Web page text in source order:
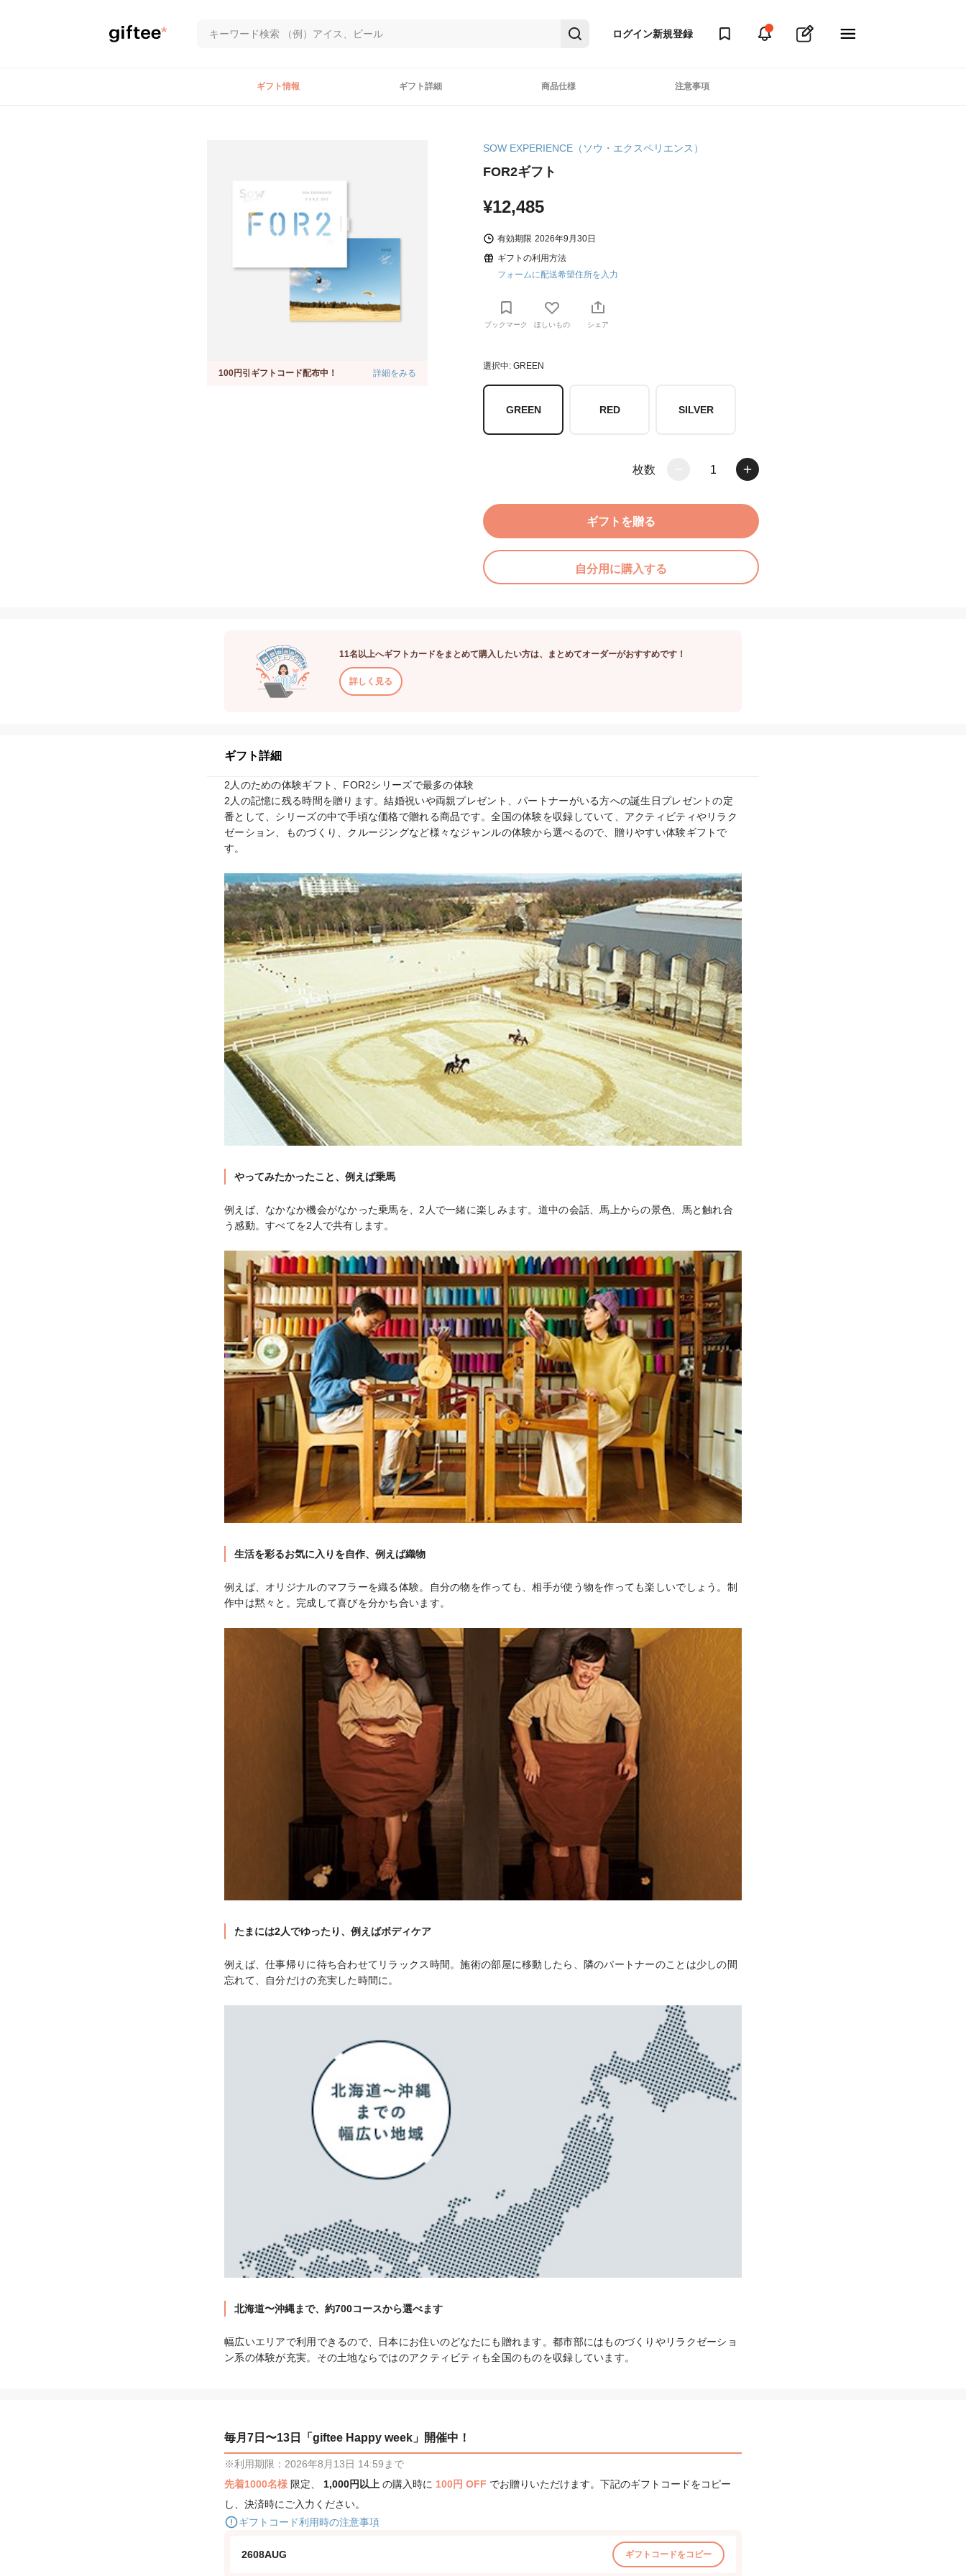
ログイン新規登録
ギフト情報 ギフト詳細 商品仕様 注意事項
100円引ギフトコード配布中！ 詳細をみる
SOW EXPERIENCE（ソウ・エクスペリエンス）
FOR2ギフト
¥12,485
有効期限 2026年9月30日
ギフトの利用方法
フォームに配送希望住所を入力
ブックマーク ほしいもの シェア
選択中: GREEN
GREEN RED SILVER
枚数 1
ギフトを贈る
自分用に購入する
11名以上へギフトカードをまとめて購入したい方は、まとめてオーダーがおすすめです！
詳しく見る
ギフト詳細
2人のための体験ギフト、FOR2シリーズで最多の体験
2人の記憶に残る時間を贈ります。結婚祝いや両親プレゼント、パートナーがいる方への誕生日プレゼントの定
番として、シリーズの中で手頃な価格で贈れる商品です。全国の体験を収録していて、アクティビティやリラク
ゼーション、ものづくり、クルージングなど様々なジャンルの体験から選べるので、贈りやすい体験ギフトで
す。
やってみたかったこと、例えば乗馬
例えば、なかなか機会がなかった乗馬を、2人で一緒に楽しみます。道中の会話、馬上からの景色、馬と触れ合
う感動。すべてを2人で共有します。
生活を彩るお気に入りを自作、例えば織物
例えば、オリジナルのマフラーを織る体験。自分の物を作っても、相手が使う物を作っても楽しいでしょう。制
作中は黙々と。完成して喜びを分かち合います。
たまには2人でゆったり、例えばボディケア
例えば、仕事帰りに待ち合わせてリラックス時間。施術の部屋に移動したら、隣のパートナーのことは少しの間
忘れて、自分だけの充実した時間に。
北海道〜沖縄まで、約700コースから選べます
幅広いエリアで利用できるので、日本にお住いのどなたにも贈れます。都市部にはものづくりやリラクゼーショ
ン系の体験が充実。その土地ならではのアクティビティも全国のものを収録しています。
毎月7日〜13日「giftee Happy week」開催中！
※利用期限：2026年8月13日 14:59まで
先着1000名様 限定、 1,000円以上 の購入時に 100円 OFF でお贈りいただけます。下記のギフトコードをコピー
し、決済時にご入力ください。
ギフトコード利用時の注意事項
2608AUG ギフトコードをコピー